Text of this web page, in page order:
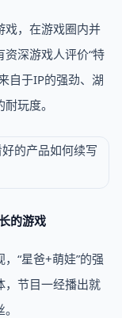
戏，在游戏圈内并
深游戏人评价“特
自于IP的强劲、湖
玩度。
的游戏
“星爸+萌娃”的强
，节目一经播出就